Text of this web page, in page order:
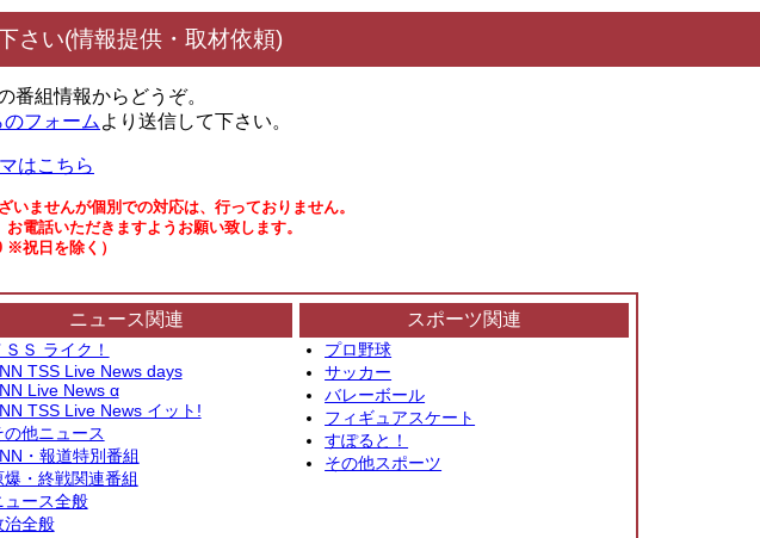
さい(情報提供・取材依頼)
番組情報からどうぞ。
のフォーム より送信して下さい。
はこちら
ませんが個別での対応は、行っておりません。
話いただきますようお願い致します。
※祝日を除く）
ニュース関連
ＳＳ ライク！
TSS Live News days
Live News α
TSS Live News イット!
の他ニュース
・報道特別番組
爆・終戦関連番組
ュース全般
治全般
スポーツ関連
プロ野球
サッカー
バレーボール
フィギュアスケート
すぽると！
その他スポーツ